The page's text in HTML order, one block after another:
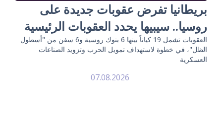
بريطانيا تفرض عقوبات جديدة على
روسيا.. سيبيها يحدد العقوبات الرئيسية
العقوبات تشمل 19 كياناً بينها 6 بنوك روسية و6 سفن من "أسطول
الظل"، في خطوة لاستهداف تمويل الحرب وتزويد الصناعات
العسكرية
07.08.2026